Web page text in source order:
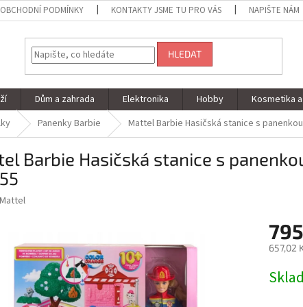
OBCHODNÍ PODMÍNKY KONTAKTY JSME TU PRO VÁS NAPIŠTE NÁM
HLEDAT
Dům a zahrada Elektronika Hobby Kosmetika
Panenky Barbie Mattel Barbie Hasičská stanice s
Barbie Hasičská stanice s
Mattel
657,02
cena: